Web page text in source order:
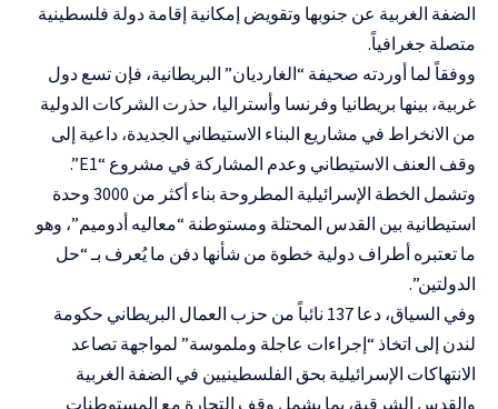
الضفة الغربية عن جنوبها وتقويض إمكانية إقامة دولة فلسطينية
متصلة جغرافياً.
ووفقاً لما أوردته صحيفة “الغارديان” البريطانية، فإن تسع دول
غربية، بينها بريطانيا وفرنسا وأستراليا، حذرت الشركات الدولية
من الانخراط في مشاريع البناء الاستيطاني الجديدة، داعية إلى
وقف العنف الاستيطاني وعدم المشاركة في مشروع “E1”.
وتشمل الخطة الإسرائيلية المطروحة بناء أكثر من 3000 وحدة
استيطانية بين القدس المحتلة ومستوطنة “معاليه أدوميم”، وهو
ما تعتبره أطراف دولية خطوة من شأنها دفن ما يُعرف بـ “حل
الدولتين”.
وفي السياق، دعا 137 نائباً من حزب العمال البريطاني حكومة
لندن إلى اتخاذ “إجراءات عاجلة وملموسة” لمواجهة تصاعد
الانتهاكات الإسرائيلية بحق الفلسطينيين في الضفة الغربية
والقدس الشرقية، بما يشمل وقف التجارة مع المستوطنات